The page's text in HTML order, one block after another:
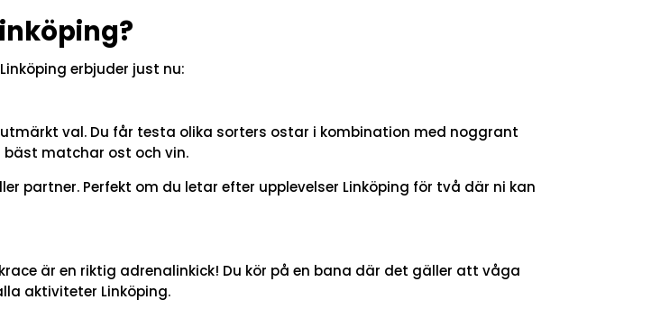
erbjuder just nu:
val. Du får testa olika sorters ostar i kombination med noggrant
bäst matchar ost och vin.
partner. Perfekt om du letar efter upplevelser Linköping för två där ni kan
är en riktig adrenalinkick! Du kör på en bana där det gäller att våga
aktiviteter Linköping.